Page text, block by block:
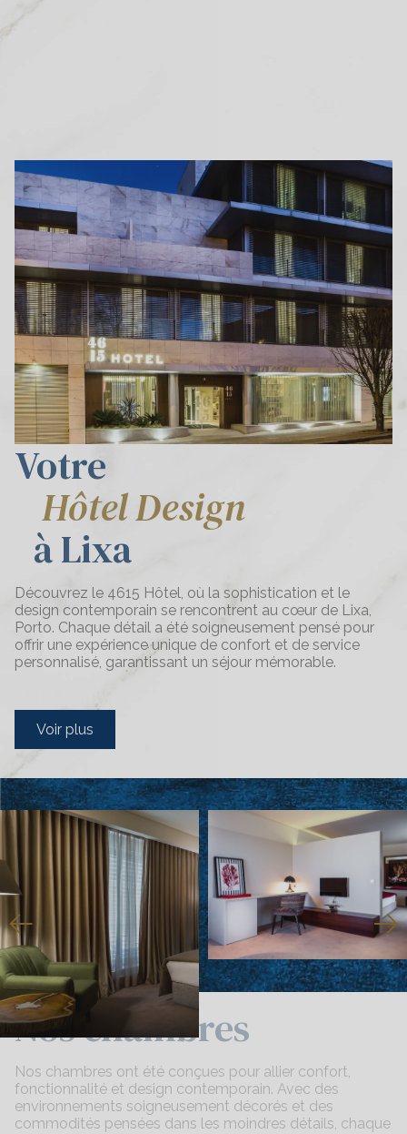
Votre
Hôtel Design
à Lixa
Découvrez le 4615 Hôtel, où la sophistication et le
design contemporain se rencontrent au cœur de Lixa,
Porto. Chaque détail a été soigneusement pensé pour
offrir une expérience unique de confort et de service
personnalisé, garantissant un séjour mémorable.
Voir plus
Nos chambres
Nos chambres ont été conçues pour allier confort,
fonctionnalité et design contemporain. Avec des
environnements soigneusement décorés et des
commodités pensées dans les moindres détails, chaque